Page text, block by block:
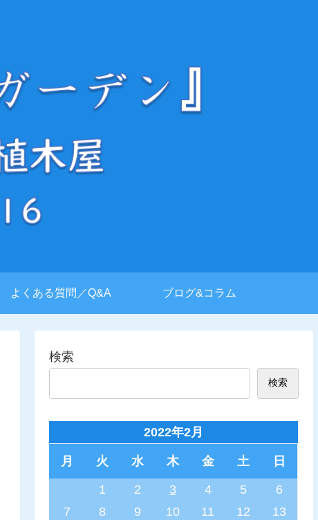
よくある質問／Q&A ブログ&コラム
検索
検索
2022年2月
月 火 水 木 金 土 日
1 2 3 4 5
6
7
8 9 10 11 12
13